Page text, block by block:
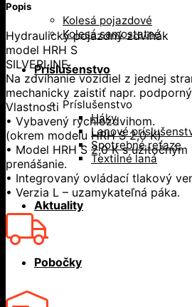
Kolesá pojazdové
Kolesá samostatné
Príslušenstvo
Príslušenstvo
Háky
Lanové
Spotrebné reťaze
Textilné laná
Aktuality
Pobočky
Popis
Hydraulický pojazdný zdvihák
model HRH S
SILVERLINE
Na zdvíhanie vozidiel z jednej
mechanicky zaistiť napr.
Vlastnosti
• Vybavený rýchlozdvihom.
(okrem modelu HRH S 2,0 K)
• Model HRH S 2,0 K s
prenášanie.
• Integrovaný ovládací tlakový
• Verzia L – uzamykateľná páka.